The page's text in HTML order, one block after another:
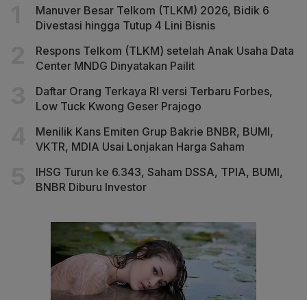
Manuver Besar Telkom (TLKM) 2026, Bidik 6
Divestasi hingga Tutup 4 Lini Bisnis
Respons Telkom (TLKM) setelah Anak Usaha Data
Center MNDG Dinyatakan Pailit
Daftar Orang Terkaya RI versi Terbaru Forbes,
Low Tuck Kwong Geser Prajogo
Menilik Kans Emiten Grup Bakrie BNBR, BUMI,
VKTR, MDIA Usai Lonjakan Harga Saham
IHSG Turun ke 6.343, Saham DSSA, TPIA, BUMI,
BNBR Diburu Investor